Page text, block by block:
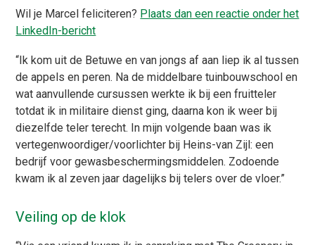
Wil je Marcel feliciteren? Plaats dan een reactie onder het
LinkedIn-bericht
“Ik kom uit de Betuwe en van jongs af aan liep ik al tussen
de appels en peren. Na de middelbare tuinbouwschool en
wat aanvullende cursussen werkte ik bij een fruitteler
totdat ik in militaire dienst ging, daarna kon ik weer bij
diezelfde teler terecht. In mijn volgende baan was ik
vertegenwoordiger/voorlichter bij Heins-van Zijl: een
bedrijf voor gewasbeschermingsmiddelen. Zodoende
kwam ik al zeven jaar dagelijks bij telers over de vloer.”
Veiling op de klok